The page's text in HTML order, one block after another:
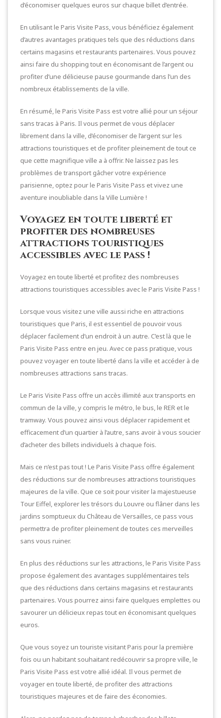
d’économiser quelques euros sur chaque billet d’entrée.
En utilisant le Paris Visite Pass, vous bénéficiez également
d’autres avantages pratiques tels que des réductions dans
certains magasins et restaurants partenaires. Vous pouvez
ainsi faire du shopping tout en économisant de l’argent ou
profiter d’une délicieuse pause gourmande dans l’un des
nombreux établissements de la ville.
En résumé, le Paris Visite Pass est votre allié pour un séjour
sans tracas à Paris. Il vous permet de vous déplacer
librement dans la ville, d’économiser de l’argent sur les
attractions touristiques et de profiter pleinement de tout ce
que cette magnifique ville a à offrir. Ne laissez pas les
problèmes de transport gâcher votre expérience
parisienne, optez pour le Paris Visite Pass et vivez une
aventure inoubliable dans la Ville Lumière !
Voyagez en toute liberté et
profiter des nombreuses
attractions touristiques
accessibles avec le pass !
Voyagez en toute liberté et profitez des nombreuses
attractions touristiques accessibles avec le Paris Visite Pass !
Lorsque vous visitez une ville aussi riche en attractions
touristiques que Paris, il est essentiel de pouvoir vous
déplacer facilement d’un endroit à un autre. C’est là que le
Paris Visite Pass entre en jeu. Avec ce pass pratique, vous
pouvez voyager en toute liberté dans la ville et accéder à de
nombreuses attractions sans tracas.
Le Paris Visite Pass offre un accès illimité aux transports en
commun de la ville, y compris le métro, le bus, le RER et le
tramway. Vous pouvez ainsi vous déplacer rapidement et
efficacement d’un quartier à l’autre, sans avoir à vous soucier
d’acheter des billets individuels à chaque fois.
Mais ce n’est pas tout ! Le Paris Visite Pass offre également
des réductions sur de nombreuses attractions touristiques
majeures de la ville. Que ce soit pour visiter la majestueuse
Tour Eiffel, explorer les trésors du Louvre ou flâner dans les
jardins somptueux du Château de Versailles, ce pass vous
permettra de profiter pleinement de toutes ces merveilles
sans vous ruiner.
En plus des réductions sur les attractions, le Paris Visite Pass
propose également des avantages supplémentaires tels
que des réductions dans certains magasins et restaurants
partenaires. Vous pourrez ainsi faire quelques emplettes ou
savourer un délicieux repas tout en économisant quelques
euros.
Que vous soyez un touriste visitant Paris pour la première
fois ou un habitant souhaitant redécouvrir sa propre ville, le
Paris Visite Pass est votre allié idéal. Il vous permet de
voyager en toute liberté, de profiter des attractions
touristiques majeures et de faire des économies.